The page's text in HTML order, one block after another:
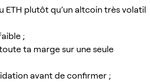
ETH plutôt qu’un altcoin très volatil
;
ta marge sur une seule
avant de confirmer ;